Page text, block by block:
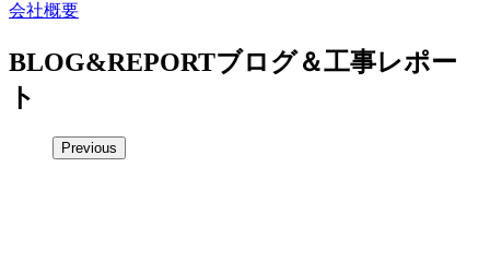
会社概要
BLOG&REPORTブログ＆工事レポー
ト
Previous